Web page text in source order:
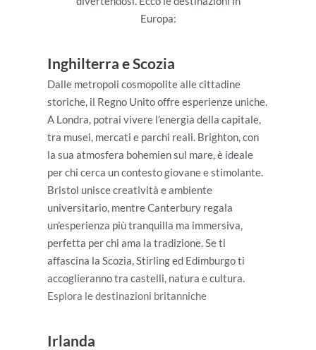
Europa:
Inghilterra e Scozia
Dalle metropoli cosmopolite alle cittadine
storiche, il Regno Unito offre esperienze uniche.
A Londra, potrai vivere l’energia della capitale,
tra musei, mercati e parchi reali. Brighton, con
la sua atmosfera bohemien sul mare, è ideale
per chi cerca un contesto giovane e stimolante.
Bristol unisce creatività e ambiente
universitario, mentre Canterbury regala
un’esperienza più tranquilla ma immersiva,
perfetta per chi ama la tradizione. Se ti
affascina la Scozia, Stirling ed Edimburgo ti
accoglieranno tra castelli, natura e cultura.
Esplora le destinazioni britanniche
Irlanda